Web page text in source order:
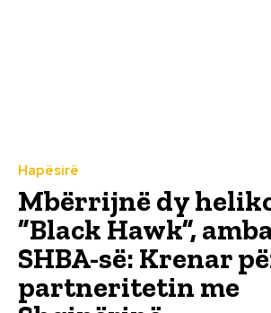
Hapësirë
Mbërrijnë dy
”Black Hawk”,
SHBA-së: Krenar
partneritetin me